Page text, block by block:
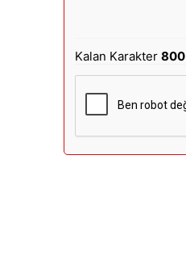
Kalan Karakter800